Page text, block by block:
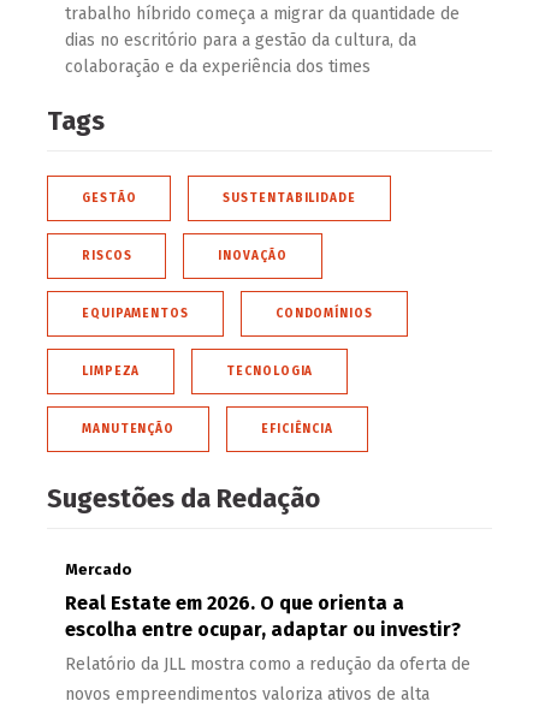
trabalho híbrido começa a migrar da quantidade de
dias no escritório para a gestão da cultura, da
colaboração e da experiência dos times
Tags
GESTÃO SUSTENTABILIDADE
RISCOS INOVAÇÃO
EQUIPAMENTOS CONDOMÍNIOS
LIMPEZA TECNOLOGIA
MANUTENÇÃO EFICIÊNCIA
Sugestões da Redação
Mercado
Real Estate em 2026. O que orienta a
escolha entre ocupar, adaptar ou investir?
Relatório da JLL mostra como a redução da oferta de
novos empreendimentos valoriza ativos de alta